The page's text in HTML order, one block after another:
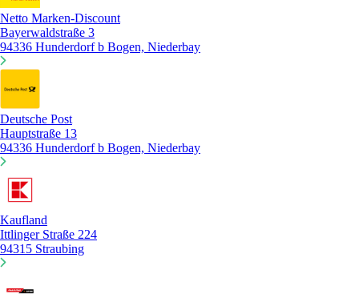
Netto Marken-Discount
Bayerwaldstraße 3
94336 Hunderdorf b Bogen, Niederbay
Deutsche Post
Hauptstraße 13
94336 Hunderdorf b Bogen, Niederbay
Kaufland
Ittlinger Straße 224
94315 Straubing